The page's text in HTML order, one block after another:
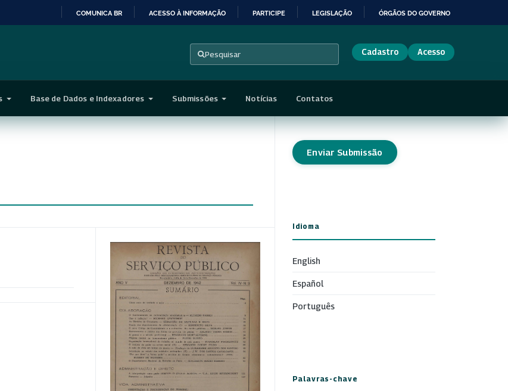
CONTEÚDO
COMUNICA BR ACESSO À INFORMAÇÃO PARTICIPE LEGISLAÇÃO ÓRGÃOS DO GOVERNO
Pesquisar Cadastro Acesso
Base de Dados e Indexadores Submissões Notícias Contatos
Enviar Submissão
Idioma
English
Español
Português
Palavras-chave